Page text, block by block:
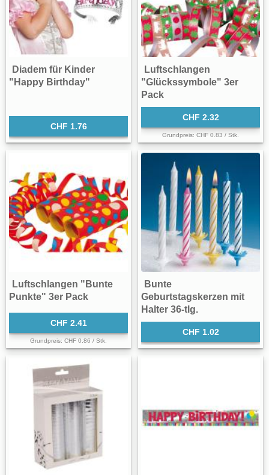
Diadem für Kinder
"Happy Birthday"
CHF 1.76
Luftschlangen
"Glückssymbole" 3er
Pack
CHF 2.32
Grundpreis: CHF 0.83 / Stk.
Luftschlangen "Bunte
Punkte" 3er Pack
CHF 2.41
Grundpreis: CHF 0.86 / Stk.
Bunte
Geburtstagskerzen mit
Halter 36-tlg.
CHF 1.02